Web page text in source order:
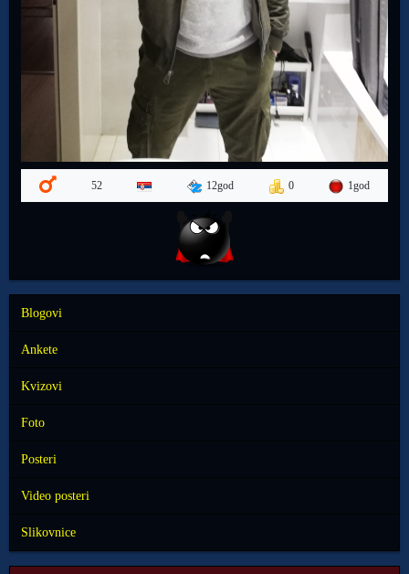
52 12god 0 1god
Blogovi
Ankete
Kvizovi
Foto
Posteri
Video posteri
Slikovnice